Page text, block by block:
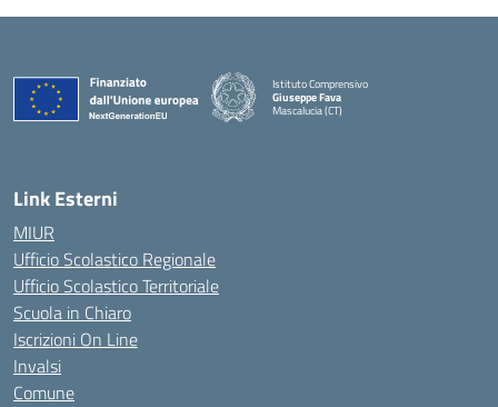
Istituto Comprensivo
Giuseppe Fava
Mascalucia (CT)
Link Esterni
MIUR
Ufficio Scolastico Regionale
Ufficio Scolastico Territoriale
Scuola in Chiaro
Iscrizioni On Line
Invalsi
Comune